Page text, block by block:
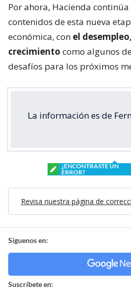
Por ahora, Hacienda
contenidos de esta nueva
económica, con el
crecimiento como algunos
desafíos para los próximos
La información es de
¿ENCONTRASTE UN
ERROR?
Revisa nuestra página de
Síguenos en:
Suscríbete en: